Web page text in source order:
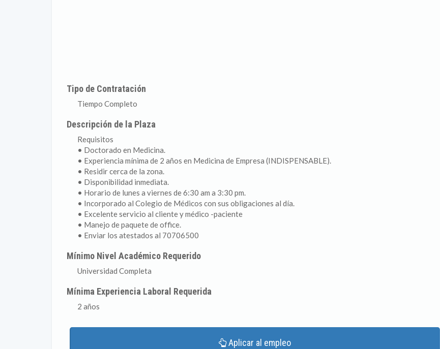
Tipo de Contratación
Tiempo Completo
Descripción de la Plaza
Requisitos
• Doctorado en Medicina.
• Experiencia mínima de 2 años en Medicina de Empresa (INDISPENSABLE).
• Residir cerca de la zona.
• Disponibilidad inmediata.
• Horario de lunes a viernes de 6:30 am a 3:30 pm.
• Incorporado al Colegio de Médicos con sus obligaciones al día.
• Excelente servicio al cliente y médico -paciente
• Manejo de paquete de office.
• Enviar los atestados al 70706500
Mínimo Nivel Académico Requerido
Universidad Completa
Mínima Experiencia Laboral Requerida
2 años
Aplicar al empleo